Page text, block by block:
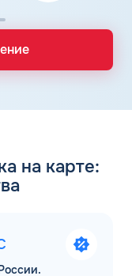
на карте: